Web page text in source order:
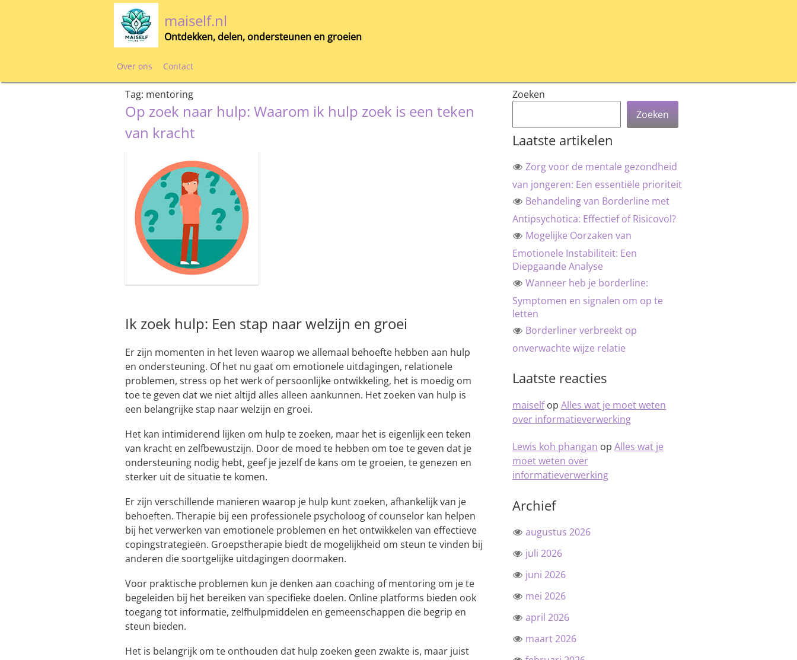
maiself.nl
Ontdekken, delen, ondersteunen en groeien
Over ons Contact
Tag: mentoring
Op zoek naar hulp: Waarom ik hulp zoek is een teken
van kracht
Ik zoek hulp: Een stap naar welzijn en groei
Er zijn momenten in het leven waarop we allemaal behoefte hebben aan hulp
en ondersteuning. Of het nu gaat om emotionele uitdagingen, relationele
problemen, stress op het werk of persoonlijke ontwikkeling, het is moedig om
toe te geven dat we niet altijd alles alleen aankunnen. Het zoeken van hulp is
een belangrijke stap naar welzijn en groei.
Het kan intimiderend lijken om hulp te zoeken, maar het is eigenlijk een teken
van kracht en zelfbewustzijn. Door de moed te hebben om toe te geven dat je
ondersteuning nodig hebt, geef je jezelf de kans om te groeien, te genezen en
sterker uit de situatie te komen.
Er zijn verschillende manieren waarop je hulp kunt zoeken, afhankelijk van je
behoeften. Therapie bij een professionele psycholoog of counselor kan helpen
bij het verwerken van emotionele problemen en het ontwikkelen van effectieve
copingstrategieën. Groepstherapie biedt de mogelijkheid om steun te vinden bij
anderen die soortgelijke uitdagingen doormaken.
Voor praktische problemen kun je denken aan coaching of mentoring om je te
begeleiden bij het bereiken van specifieke doelen. Online platforms bieden ook
toegang tot informatie, zelfhulpmiddelen en gemeenschappen die begrip en
steun bieden.
Het is belangrijk om te onthouden dat hulp zoeken geen zwakte is, maar juist
Zoeken
Zoeken
Laatste artikelen
Zorg voor de mentale gezondheid
van jongeren: Een essentiële prioriteit
Behandeling van Borderline met
Antipsychotica: Effectief of Risicovol?
Mogelijke Oorzaken van
Emotionele Instabiliteit: Een
Diepgaande Analyse
Wanneer heb je borderline:
Symptomen en signalen om op te
letten
Borderliner verbreekt op
onverwachte wijze relatie
Laatste reacties
maiselfop Alles wat je moet weten
over informatieverwerking
Lewis koh phangan op Alles wat je
moet weten over
informatieverwerking
Archief
augustus 2026
juli 2026
juni 2026
mei 2026
april 2026
maart 2026